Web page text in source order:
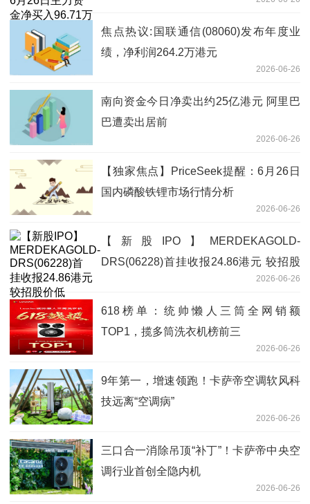
焦点热议:国联通信(08060)发布年度业
绩，净利润264.2万港元
2026-06-26
南向资金今日净卖出约25亿港元 阿里巴
巴遭卖出居前
2026-06-26
【独家焦点】PriceSeek提醒：6月26日
国内磷酸铁锂市场行情分析
2026-06-26
【新股IPO】MERDEKAGOLD-
DRS(06228)首挂收报24.86港元 较招股
2026-06-26
618榜单：统帅懒人三筒全网销额
TOP1，揽多筒洗衣机榜前三
2026-06-26
9年第一，增速领跑！卡萨帝空调软风科
技远离“空调病”
2026-06-26
三口合一消除吊顶“补丁”！卡萨帝中央空
调行业首创全隐内机
2026-06-26